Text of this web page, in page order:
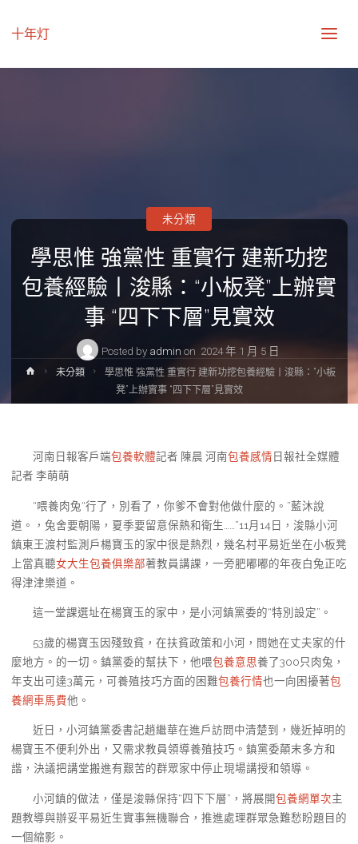
十年灯
學思惟 強黨性 重實行 建新功挖
包養經驗丨浚縣：“小板凳”上辦實
事 “四下下層”見實效
Posted by admin on 2024 年 1 月 5 日
未分類
Home未分類
學思惟 強黨性 重實行 建新功挖包養經驗丨浚縣：“小板
凳”上辦實事 “四下下層”見實效
河南日報客戶端包養軟體記者 陳晨 河南包養感情 日報社全媒體
記者 李萌萌
“喂養肉兔“行了，別看了，你爹不會對他做什麼的。”藍沐說
道。，兔舍要朝陽，夏季要留意保熱和衛生……”11月14日，浚縣小河
鎮東王渡村監測戶楊寶玉的家中很是熱烈，幾名村平易近坐在小板凳
上當真聽女大生包養俱樂部著教員講課，一旁肥嘟嘟的年夜白兔正吃
得津津樂道。
這一堂課選址在楊寶玉的家中，是小河鎮黨委的“特別設定”。
53歲的楊寶玉因殘致貧，在扶貧政策和小河，問她在丈夫家的什
麼地方。的一切。鎮黨委的幫扶下，他喂包養意思養了300只肉兔，
年支出可達3萬元，可養殖技巧方面的困難包養行情也一向困擾著包
養網車馬費他。
近日，小河鎮黨委書記趙繼華在進戶訪問中清楚到，幾近掉明的
楊寶玉不便利外出，又需求教員領導養殖技巧。鎮黨委顛末多方和
諧，決議把講堂搬進有艱苦的群眾家中停止現場講授和領導。
小河鎮的做法，僅是浚縣保持“四下下層”，將展開包養網單次主
題教導與辦妥平易近生實事無機聯合，推進處理群眾急難愁盼題目的
一個縮影。